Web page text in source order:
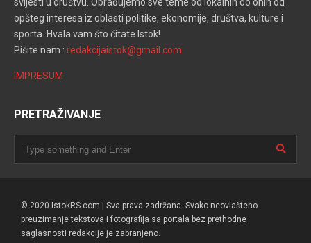
opšteg interesa iz oblasti politike, ekonomije, društva, kulture i
sporta. Hvala vam što čitate Istok!
Pišite nam : redakcijaistok@gmail.com
IMPRESUM
PRETRAŽIVANJE
© 2020 IstokRS.com | Sva prava zadržana. Svako neovlašteno
preuzimanje tekstova i fotografija sa portala bez prethodne
saglasnosti redakcije je zabranjeno.